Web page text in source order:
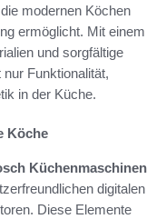
modernen Köchen
ermöglicht. Mit einem
und sorgfältige
Funktionalität,
in der Küche.
Köche
Küchenmaschinen
digitalen
Diese Elemente